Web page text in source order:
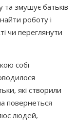
змушує батьків
роботу і
чи переглянути
собі
які створили
повернеться
людей,